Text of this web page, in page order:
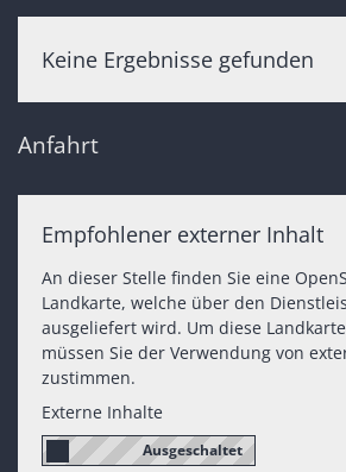
Keine Ergebnisse gefunden
Anfahrt
Empfohlener externer Inhalt
An dieser Stelle finden Sie eine
Landkarte, welche über den
ausgeliefert wird. Um diese
müssen Sie der Verwendung von
zustimmen.
Externe Inhalte